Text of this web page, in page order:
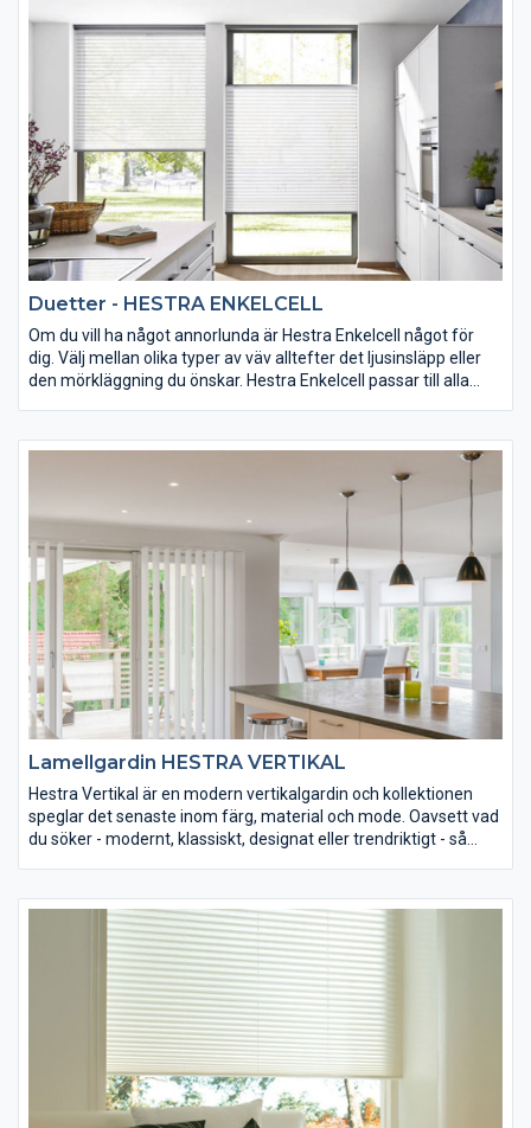
en isolerande effekt. Vävarna är tvåfärgade - utsidan är alltid
vit. Interiört kan du utifrån en bred kollektion välja färger som
passar din hemmiljö. Det finns inga synliga hål eller linor som tar
bort det eleganta utseendet på solskyddet.
Duetter - HESTRA ENKELCELL
Om du vill ha något annorlunda är Hestra Enkelcell något för
dig. Välj mellan olika typer av väv alltefter det ljusinsläpp eller
den mörkläggning du önskar. Hestra Enkelcell passar till alla
fönstret ett vackert utseende utan också har en isolerande
effekt. På Hestra Enkelcell finns inga synliga hål eller linor som
tar bort det eleganta utseendet på solskyddet.
Lamellgardin HESTRA VERTIKAL
Hestra Vertikal är en modern vertikalgardin och kollektionen
speglar det senaste inom färg, material och mode. Oavsett vad
du söker - modernt, klassiskt, designat eller trendriktigt - så
tekniska egenskaper och ger ökad livslängd.
Hestra Vertikal kan monteras på vägg eller i tak, exempelvis för
att täcka en hel vägg eller som rumsavdelare. Monteringens
överkant kan vara rakt eller lutande. Gardinen manövreras
manuellt eller med motor.